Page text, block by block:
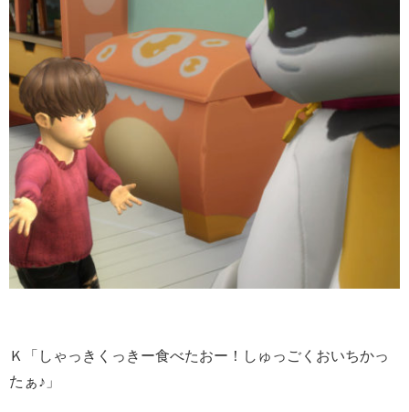
Ｋ「しゃっきくっきー食べたおー！しゅっごくおいちかっ
たぁ♪」